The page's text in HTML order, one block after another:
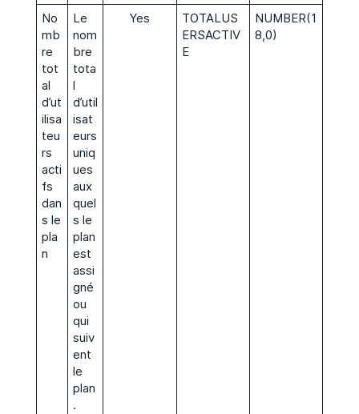
No
mb
re
tot
al
d’ut
ilisa
teu
rs
acti
fs
dan
s le
pla
n
Le
nom
bre
tota
l
d’util
isat
eurs
uniq
ues
aux
quel
s le
plan
est
assi
gné
ou
qui
suiv
ent
le
plan
.
Yes
TOTALUS
ERSACTIV
E
NUMBER(1
8,0)